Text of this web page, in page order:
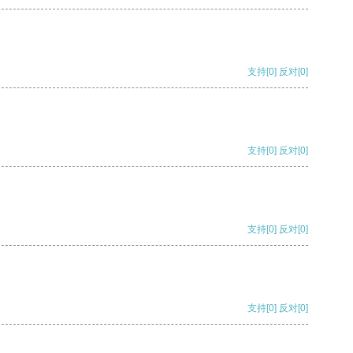
支持[0] 反对[0]
支持[0] 反对[0]
支持[0] 反对[0]
支持[0] 反对[0]